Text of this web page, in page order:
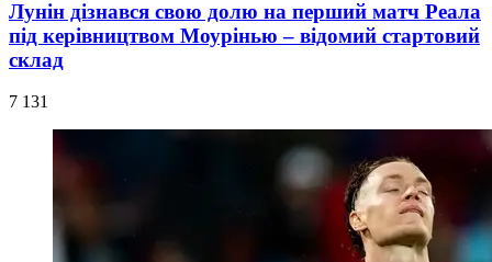
Лунін дізнався свою долю на перший матч Реала
під керівництвом Моурінью – відомий стартовий
склад
7 131